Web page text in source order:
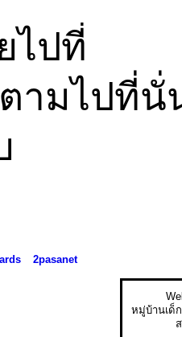
ไปที่
ามไปที่นั่
2pasanet
หมู่บ้านเด็